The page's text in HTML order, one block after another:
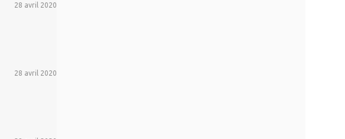
28 avril 2020
28 avril 2020